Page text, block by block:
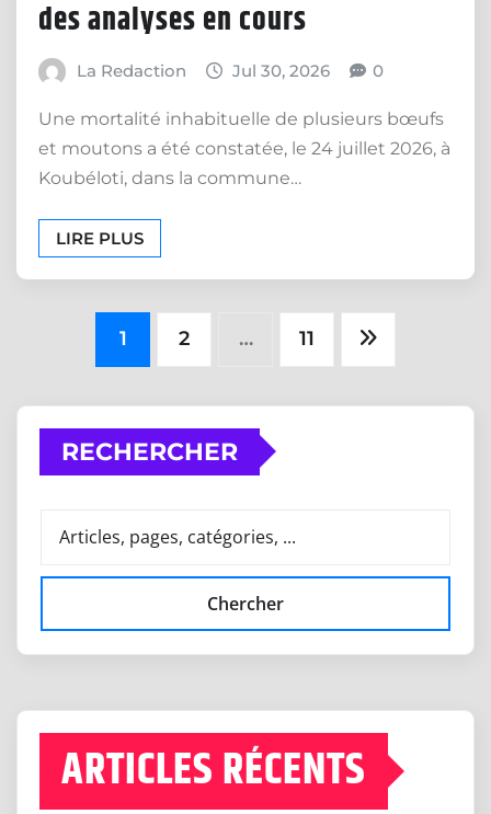
des analyses en cours
La Redaction Jul 30, 2026 0
Une mortalité inhabituelle de plusieurs bœufs
et moutons a été constatée, le 24 juillet 2026, à
Koubéloti, dans la commune…
LIRE PLUS
pagination
1 2 … 11
RECHERCHER
Chercher
ARTICLES RÉCENTS